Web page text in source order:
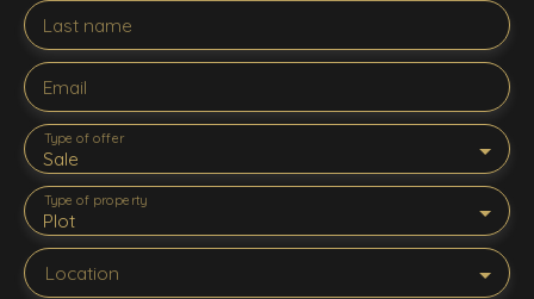
Last name
Email
Sale
Type of offer
Plot
Type of property
Location